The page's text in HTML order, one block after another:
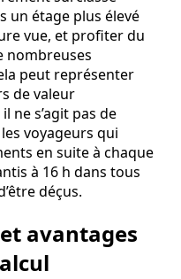
un étage plus élevé
vue, et profiter du
nombreuses
peut représenter
de valeur
ne s’agit pas de
voyageurs qui
en suite à chaque
à 16 h dans tous
déçus.
avantages